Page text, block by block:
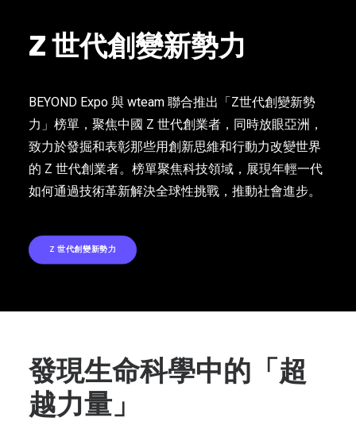
發現生命科學中的「超
越力量」
Z 世代創變新勢力
BEYOND Expo 與 wteam 聯合推出「Z世代創變新勢
力」榜單，聚焦中國 Z 世代創業者，同時放眼亞洲，
致力於發掘和表彰那些用創新思維和行動力改變世界
的 Z 世代創業者。榜單聚焦科技領域，展現年輕一代
如何通過技術革新解決全球性挑戰，推動社會進步。
Z 世代創變新勢力